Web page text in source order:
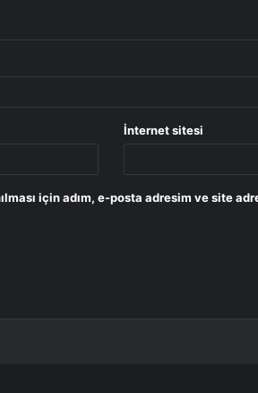
İnternet sitesi
için adım, e-posta adresim ve site